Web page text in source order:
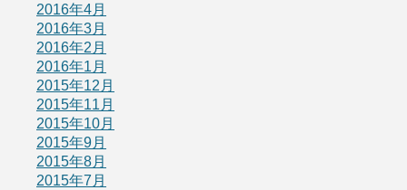
2016年4月
2016年3月
2016年2月
2016年1月
2015年12月
2015年11月
2015年10月
2015年9月
2015年8月
2015年7月